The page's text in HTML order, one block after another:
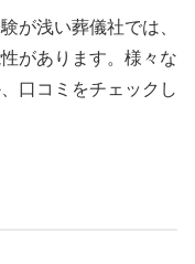
が浅い葬儀社では、
があります。様々な
口コミをチェックし